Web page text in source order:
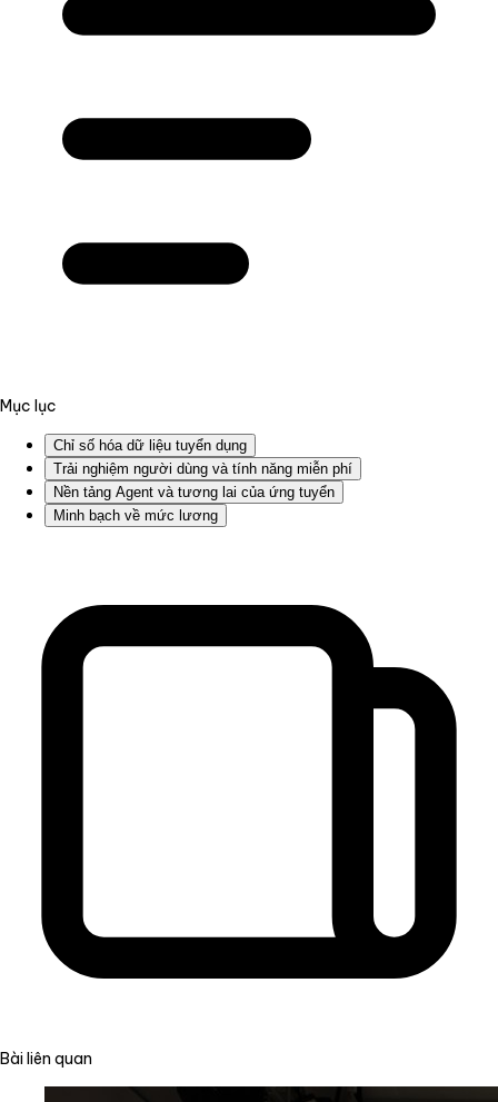
Mục lục
Chỉ số hóa dữ liệu tuyển dụng
Trải nghiệm người dùng và tính năng miễn phí
Nền tảng Agent và tương lai của ứng tuyển
Minh bạch về mức lương
Bài liên quan